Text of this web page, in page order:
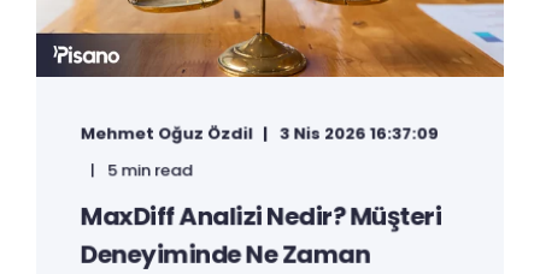
Mehmet Oğuz Özdil
3 Nis 2026 16:37:09
5 min read
MaxDiff Analizi Nedir? Müşteri
Deneyiminde Ne Zaman